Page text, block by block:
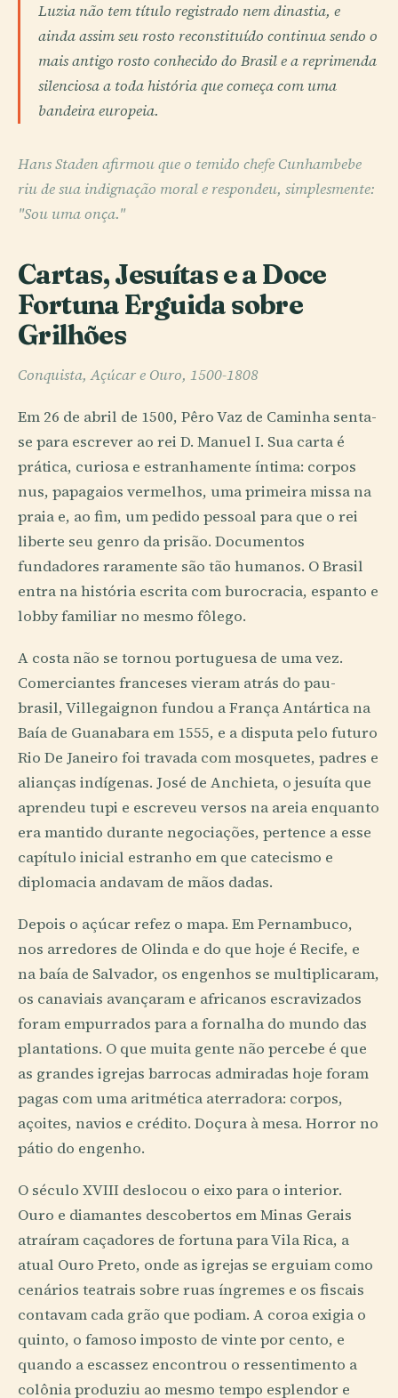
Luzia não tem título registrado nem dinastia, e
ainda assim seu rosto reconstituído continua sendo o
mais antigo rosto conhecido do Brasil e a reprimenda
silenciosa a toda história que começa com uma
bandeira europeia.
Hans Staden afirmou que o temido chefe Cunhambebe
riu de sua indignação moral e respondeu, simplesmente:
"Sou uma onça."
Cartas, Jesuítas e a Doce
Fortuna Erguida sobre
Grilhões
Conquista, Açúcar e Ouro, 1500-1808
Em 26 de abril de 1500, Pêro Vaz de Caminha senta-
se para escrever ao rei D. Manuel I. Sua carta é
prática, curiosa e estranhamente íntima: corpos
nus, papagaios vermelhos, uma primeira missa na
praia e, ao fim, um pedido pessoal para que o rei
liberte seu genro da prisão. Documentos
fundadores raramente são tão humanos. O Brasil
entra na história escrita com burocracia, espanto e
lobby familiar no mesmo fôlego.
A costa não se tornou portuguesa de uma vez.
Comerciantes franceses vieram atrás do pau-
brasil, Villegaignon fundou a França Antártica na
Baía de Guanabara em 1555, e a disputa pelo futuro
Rio De Janeiro foi travada com mosquetes, padres e
alianças indígenas. José de Anchieta, o jesuíta que
aprendeu tupi e escreveu versos na areia enquanto
era mantido durante negociações, pertence a esse
capítulo inicial estranho em que catecismo e
diplomacia andavam de mãos dadas.
Depois o açúcar refez o mapa. Em Pernambuco,
nos arredores de Olinda e do que hoje é Recife, e
na baía de Salvador, os engenhos se multiplicaram,
os canaviais avançaram e africanos escravizados
foram empurrados para a fornalha do mundo das
plantations. O que muita gente não percebe é que
as grandes igrejas barrocas admiradas hoje foram
pagas com uma aritmética aterradora: corpos,
açoites, navios e crédito. Doçura à mesa. Horror no
pátio do engenho.
O século XVIII deslocou o eixo para o interior.
Ouro e diamantes descobertos em Minas Gerais
atraíram caçadores de fortuna para Vila Rica, a
atual Ouro Preto, onde as igrejas se erguiam como
cenários teatrais sobre ruas íngremes e os fiscais
contavam cada grão que podiam. A coroa exigia o
quinto, o famoso imposto de vinte por cento, e
quando a escassez encontrou o ressentimento a
colônia produziu ao mesmo tempo esplendor e